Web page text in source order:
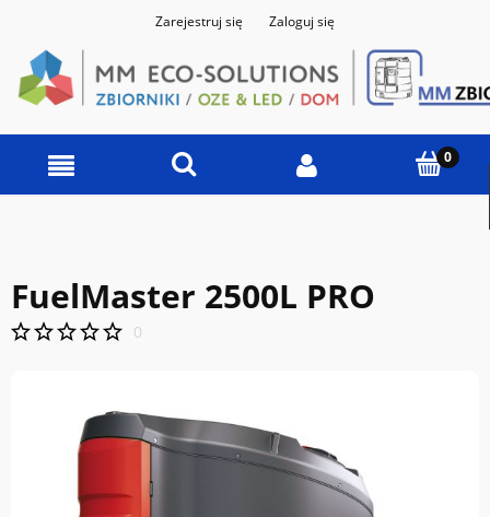
Zarejestruj się Zaloguj się
FuelMaster 2500L PRO
0